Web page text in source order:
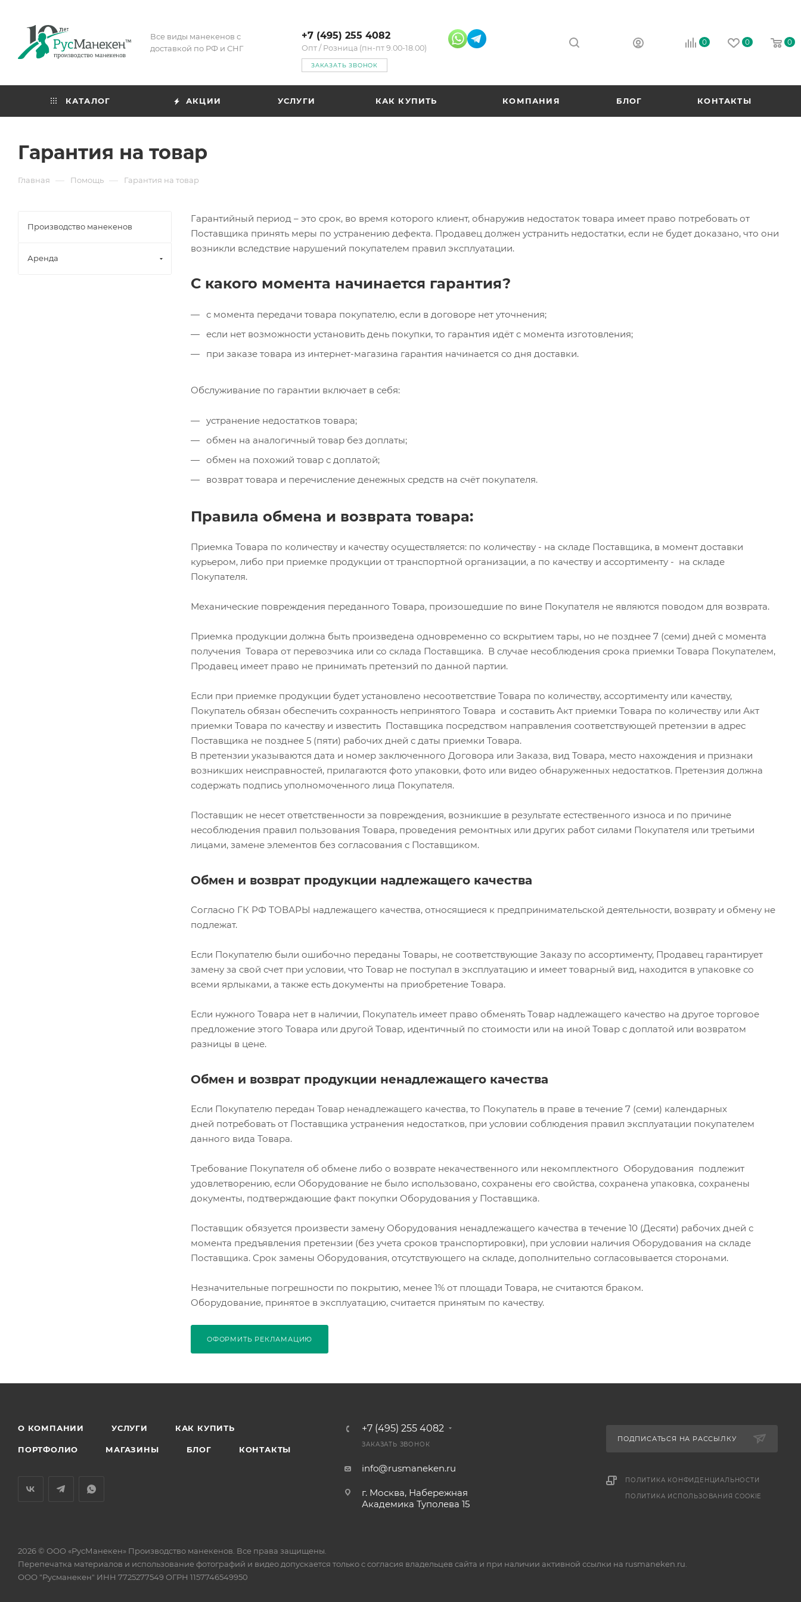
Все виды манекенов с
доставкой по РФ и СНГ
+7 (495) 255 4082
Опт / Розница (пн-пт 9.00-18.00)
ЗАКАЗАТЬ ЗВОНОК
0 0 0
КАТАЛОГ АКЦИИ УСЛУГИ КАК КУПИТЬ КОМПАНИЯ БЛОГ КОНТАКТЫ
Гарантия на товар
Главная — Помощь — Гарантия на товар
Гарантийный период – это срок, во время которого клиент, обнаружив недостаток товара имеет право потребовать от
Поставщика принять меры по устранению дефекта. Продавец должен устранить недостатки, если не будет доказано, что они
возникли вследствие нарушений покупателем правил эксплуатации.
С какого момента начинается гарантия?
с момента передачи товара покупателю, если в договоре нет уточнения;
если нет возможности установить день покупки, то гарантия идёт с момента изготовления;
при заказе товара из интернет-магазина гарантия начинается со дня доставки.
Обслуживание по гарантии включает в себя:
устранение недостатков товара;
обмен на аналогичный товар без доплаты;
обмен на похожий товар с доплатой;
возврат товара и перечисление денежных средств на счёт покупателя.
Правила обмена и возврата товара:
Приемка Товара по количеству и качеству осуществляется: по количеству - на складе Поставщика, в момент доставки
курьером, либо при приемке продукции от транспортной организации, а по качеству и ассортименту - на складе
Покупателя.
Механические повреждения переданного Товара, произошедшие по вине Покупателя не являются поводом для возврата.
Приемка продукции должна быть произведена одновременно со вскрытием тары, но не позднее 7 (семи) дней с момента
получения Товара от перевозчика или со склада Поставщика. В случае несоблюдения срока приемки Товара Покупателем,
Продавец имеет право не принимать претензий по данной партии.
Если при приемке продукции будет установлено несоответствие Товара по количеству, ассортименту или качеству,
Покупатель обязан обеспечить сохранность непринятого Товара и составить Акт приемки Товара по количеству или Акт
приемки Товара по качеству и известить Поставщика посредством направления соответствующей претензии в адрес
Поставщика не позднее 5 (пяти) рабочих дней с даты приемки Товара.
В претензии указываются дата и номер заключенного Договора или Заказа, вид Товара, место нахождения и признаки
возникших неисправностей, прилагаются фото упаковки, фото или видео обнаруженных недостатков. Претензия должна
содержать подпись уполномоченного лица Покупателя.
Поставщик не несет ответственности за повреждения, возникшие в результате естественного износа и по причине
несоблюдения правил пользования Товара, проведения ремонтных или других работ силами Покупателя или третьими
лицами, замене элементов без согласования с Поставщиком.
Обмен и возврат продукции надлежащего качества
Согласно ГК РФ ТОВАРЫ надлежащего качества, относящиеся к предпринимательской деятельности, возврату и обмену не
подлежат.
Если Покупателю были ошибочно переданы Товары, не соответствующие Заказу по ассортименту, Продавец гарантирует
замену за свой счет при условии, что Товар не поступал в эксплуатацию и имеет товарный вид, находится в упаковке со
всеми ярлыками, а также есть документы на приобретение Товара.
Если нужного Товара нет в наличии, Покупатель имеет право обменять Товар надлежащего качество на другое торговое
предложение этого Товара или другой Товар, идентичный по стоимости или на иной Товар с доплатой или возвратом
разницы в цене.
Обмен и возврат продукции ненадлежащего качества
Если Покупателю передан Товар ненадлежащего качества, то Покупатель в праве в течение 7 (семи) календарных
дней потребовать от Поставщика устранения недостатков, при условии соблюдения правил эксплуатации покупателем
данного вида Товара.
Требование Покупателя об обмене либо о возврате некачественного или некомплектного Оборудования подлежит
удовлетворению, если Оборудование не было использовано, сохранены его свойства, сохранена упаковка, сохранены
документы, подтверждающие факт покупки Оборудования у Поставщика.
Поставщик обязуется произвести замену Оборудования ненадлежащего качества в течение 10 (Десяти) рабочих дней с
момента предъявления претензии (без учета сроков транспортировки), при условии наличия Оборудования на складе
Поставщика. Срок замены Оборудования, отсутствующего на складе, дополнительно согласовывается сторонами.
Незначительные погрешности по покрытию, менее 1% от площади Товара, не считаются браком.
Оборудование, принятое в эксплуатацию, считается принятым по качеству.
ОФОРМИТЬ РЕКЛАМАЦИЮ
Производство манекенов
Аренда
О КОМПАНИИ УСЛУГИ КАК КУПИТЬ
ПОРТФОЛИО МАГАЗИНЫ БЛОГ КОНТАКТЫ
+7 (495) 255 4082
ЗАКАЗАТЬ ЗВОНОК
info@rusmaneken.ru
г. Москва, Набережная
Академика Туполева 15
ПОДПИСАТЬСЯ НА РАССЫЛКУ
ПОЛИТИКА КОНФИДЕНЦИАЛЬНОСТИ
ПОЛИТИКА ИСПОЛЬЗОВАНИЯ COOKIE
2026 © ООО «РусМанекен» Производство манекенов. Все права защищены.
Перепечатка материалов и использование фотографий и видео допускается только с согласия владельцев сайта и при наличии активной ссылки на rusmaneken.ru.
ООО "Русманекен" ИНН 7725277549 ОГРН 1157746549950